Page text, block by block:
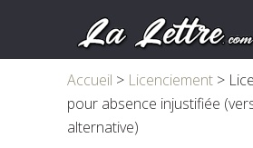
Accueil > Licenciement >
pour absence injustifiée
alternative)